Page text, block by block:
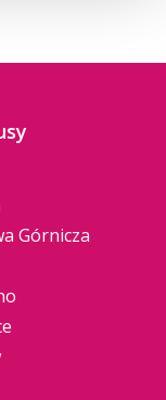
Górnicza